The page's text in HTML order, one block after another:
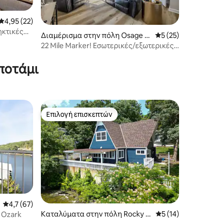
βαθμολογία: 4,95 στα 5, 22 κριτικές
4,95 (22)
Διαμέρισμα στην πόλη Osage B
each
Μέση βαθμολογία:
5 (25)
22 Mile Marker! Εσωτερικές/εξωτερικές
Μέση βαθμολογία: 4,7 στα 5, 67 κριτικές
4,7 (67)
Επιλογή επισκεπτών
Επιλογή επισκεπτών
Καταλύματα στην πόλη Rocky M Μέση βαθμολογία:
5 (14)